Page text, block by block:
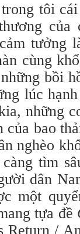
tôi
tưởng
cùng
bồi
lúc
những
bao
nghèo
tìm
dân
một
tựa đề
Return /